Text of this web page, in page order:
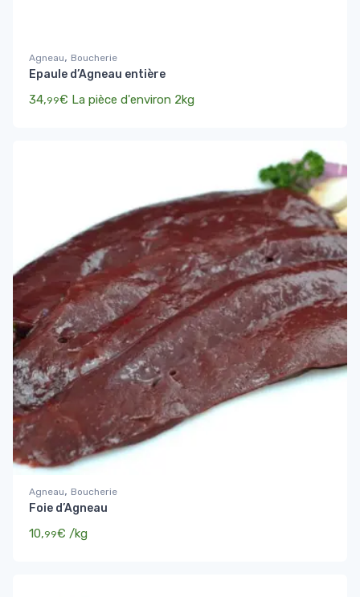
Agneau, Boucherie
Epaule d’Agneau entière
34,99€ La pièce d'environ 2kg
Agneau, Boucherie
Foie d’Agneau
10,99€ /kg